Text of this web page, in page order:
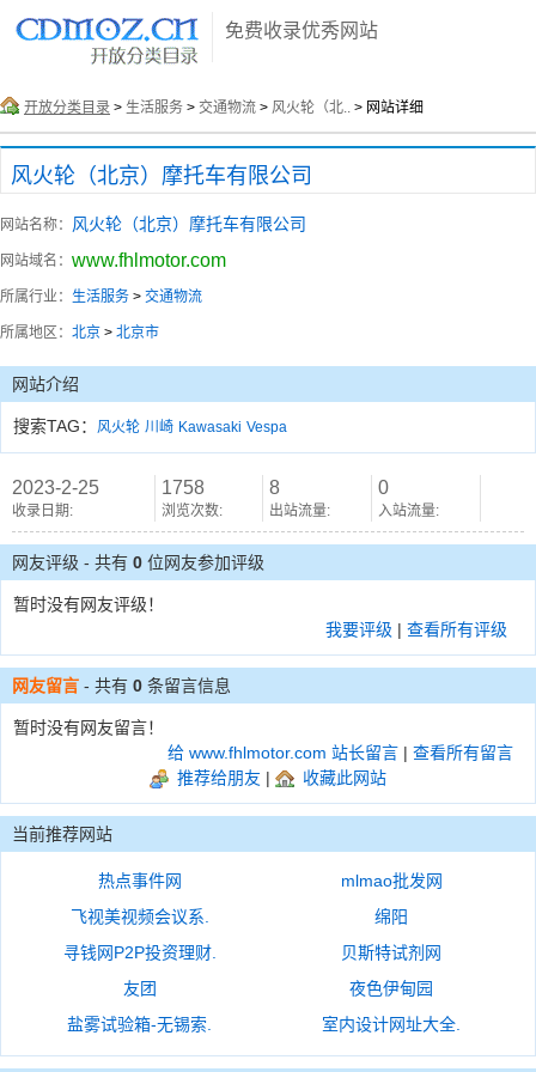
免费收录优秀网站
开放分类目录 > 生活服务 > 交通物流 > 风火轮（北.. > 网站详细
风火轮（北京）摩托车有限公司
网站名称： 风火轮（北京）摩托车有限公司
网站域名： www.fhlmotor.com
所属行业： 生活服务 > 交通物流
所属地区： 北京 > 北京市
网站介绍
搜索TAG： 风火轮 川崎 Kawasaki Vespa
2023-2-25
收录日期:
1758
浏览次数:
8
出站流量:
0
入站流量:
网友评级 - 共有 0 位网友参加评级
暂时没有网友评级！
我要评级 | 查看所有评级
网友留言 - 共有 0 条留言信息
暂时没有网友留言！
给 www.fhlmotor.com 站长留言 | 查看所有留言
推荐给朋友 | 收藏此网站
当前推荐网站
热点事件网
mlmao批发网
飞视美视频会议系.
绵阳
寻钱网P2P投资理财.
贝斯特试剂网
友团
夜色伊甸园
盐雾试验箱-无锡索.
室内设计网址大全.